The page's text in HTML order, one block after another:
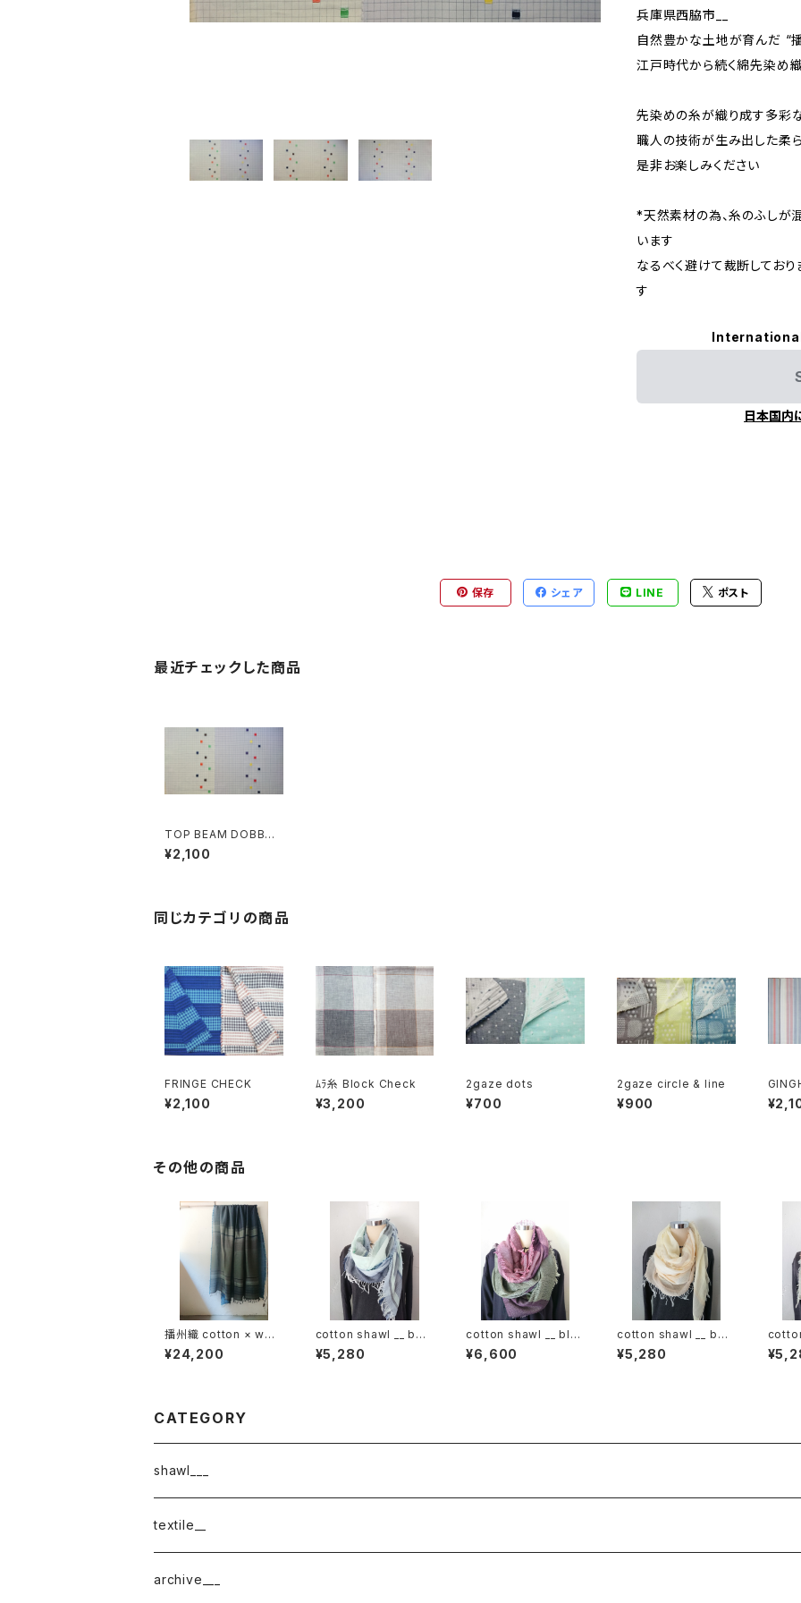
兵庫県西脇市__
自然豊かな土地が育んだ “
江戸時代から続く綿先染め
先染めの糸が織り成す多彩
職人の技術が生み出した柔
是非お楽しみください
*天然素材の為、糸のふしが
います
なるべく避けて裁断しており
す
日本国内
保存 シェア LINE ポスト
最近チェックした商品
TOP BEAM DOBBY _
_ block
¥2,100
同じカテゴリの商品
FRINGE CHECK
¥2,100
ﾑﾗ糸 Block Check
¥3,200
2gaze dots
¥700
2gaze circle & line
¥900
__
その他の商品
播州織 cotton × woo
l __ border 220-120
霧帳GK
¥24,200
cotton shawl __ bor
der 160 白波w
¥5,280
cotton shawl __ blo
ck 220
¥6,600
cotton shawl __ bor
der 160 春陽w
¥5,280
ck
CATEGORY
shawl___
cotton
border
cotton × wool
textile__
織物
archive___